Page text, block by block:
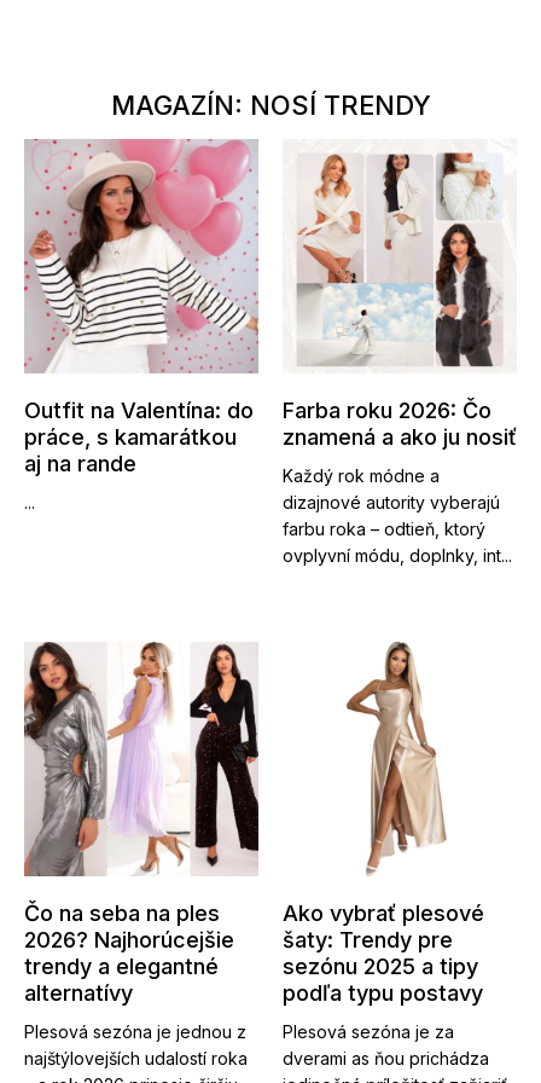
MAGAZÍN: NOSÍ TRENDY
Outfit na Valentína: do
práce, s kamarátkou
aj na rande
...
Farba roku 2026: Čo
znamená a ako ju nosiť
Každý rok módne a
dizajnové autority vyberajú
farbu roka – odtieň, ktorý
ovplyvní módu, doplnky, int...
Čo na seba na ples
2026? Najhorúcejšie
trendy a elegantné
alternatívy
Plesová sezóna je jednou z
najštýlovejších udalostí roka
Ako vybrať plesové
šaty: Trendy pre
sezónu 2025 a tipy
podľa typu postavy
Plesová sezóna je za
dverami as ňou prichádza